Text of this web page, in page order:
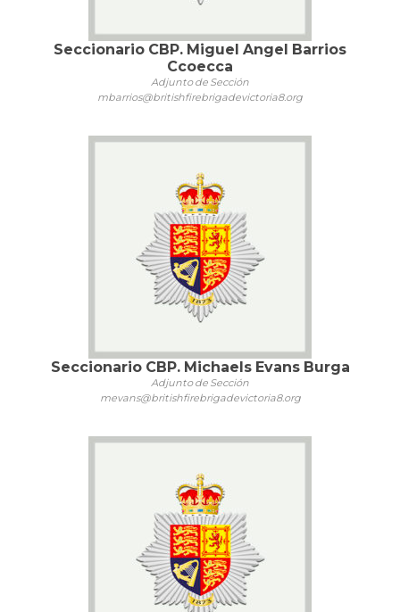
Seccionario CBP. Miguel Angel Barrios
Ccoecca
Adjunto de Sección
mbarrios@britishfirebrigadevictoria8.org
Seccionario CBP. Michaels Evans Burga
Adjunto de Sección
mevans@britishfirebrigadevictoria8.org